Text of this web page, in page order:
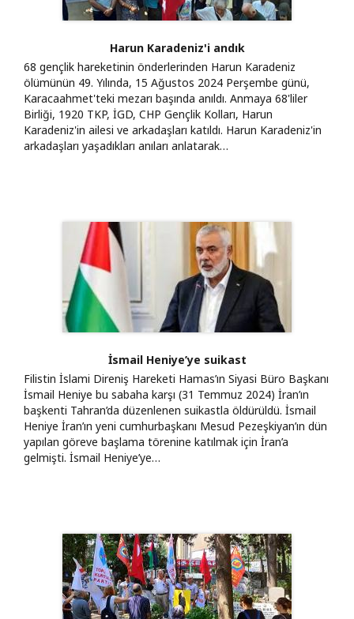
Harun Karadeniz'i andık
68 gençlik hareketinin önderlerinden Harun Karadeniz
ölümünün 49. Yılında, 15 Ağustos 2024 Perşembe günü,
Karacaahmet'teki mezarı başında anıldı. Anmaya 68'liler
Birliği, 1920 TKP, İGD, CHP Gençlik Kolları, Harun
Karadeniz'in ailesi ve arkadaşları katıldı. Harun Karadeniz'in
arkadaşları yaşadıkları anıları anlatarak…
İsmail Heniye’ye suikast
Filistin İslami Direniş Hareketi Hamas’ın Siyasi Büro Başkanı
İsmail Heniye bu sabaha karşı (31 Temmuz 2024) İran’ın
başkenti Tahran’da düzenlenen suikastla öldürüldü. İsmail
Heniye İran’ın yeni cumhurbaşkanı Mesud Pezeşkiyan’ın dün
yapılan göreve başlama törenine katılmak için İran’a
gelmişti. İsmail Heniye’ye…